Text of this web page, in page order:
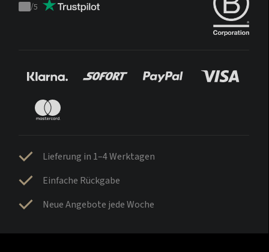
Trustpilot
/5
Lieferung in 1–4 Werktagen
Einfache Rückgabe
Neue Angebote jede Woche